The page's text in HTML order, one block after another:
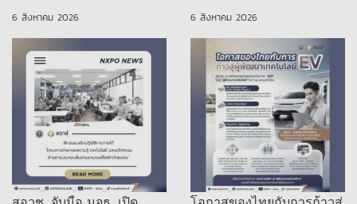
6 สิงหาคม 2026 6 สิงหาคม 2026